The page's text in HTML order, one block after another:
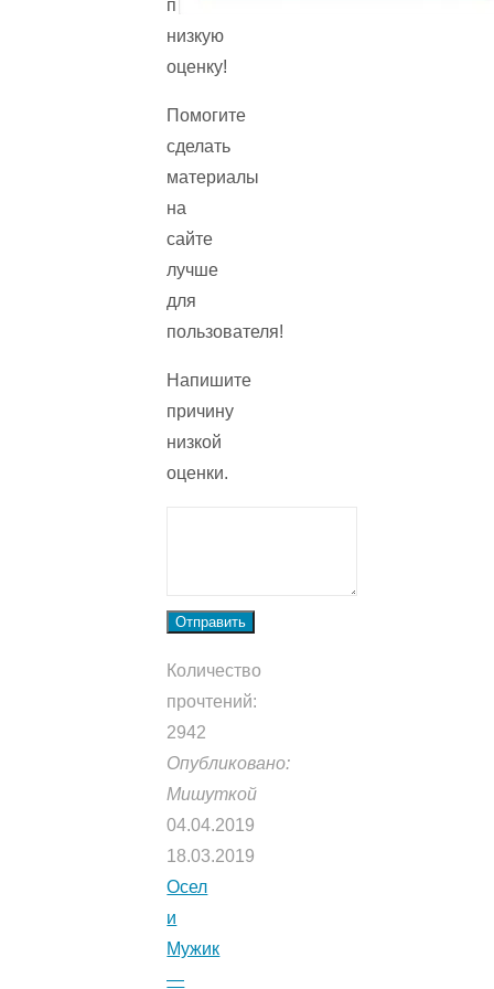
поставили
низкую
оценку!
Помогите
сделать
материалы
на
сайте
лучше
для
пользователя!
Напишите
причину
низкой
оценки.
Отправить
Количество
прочтений:
2942
Опубликовано:
Мишуткой
04.04.2019
18.03.2019
Осел
и
Мужик
—